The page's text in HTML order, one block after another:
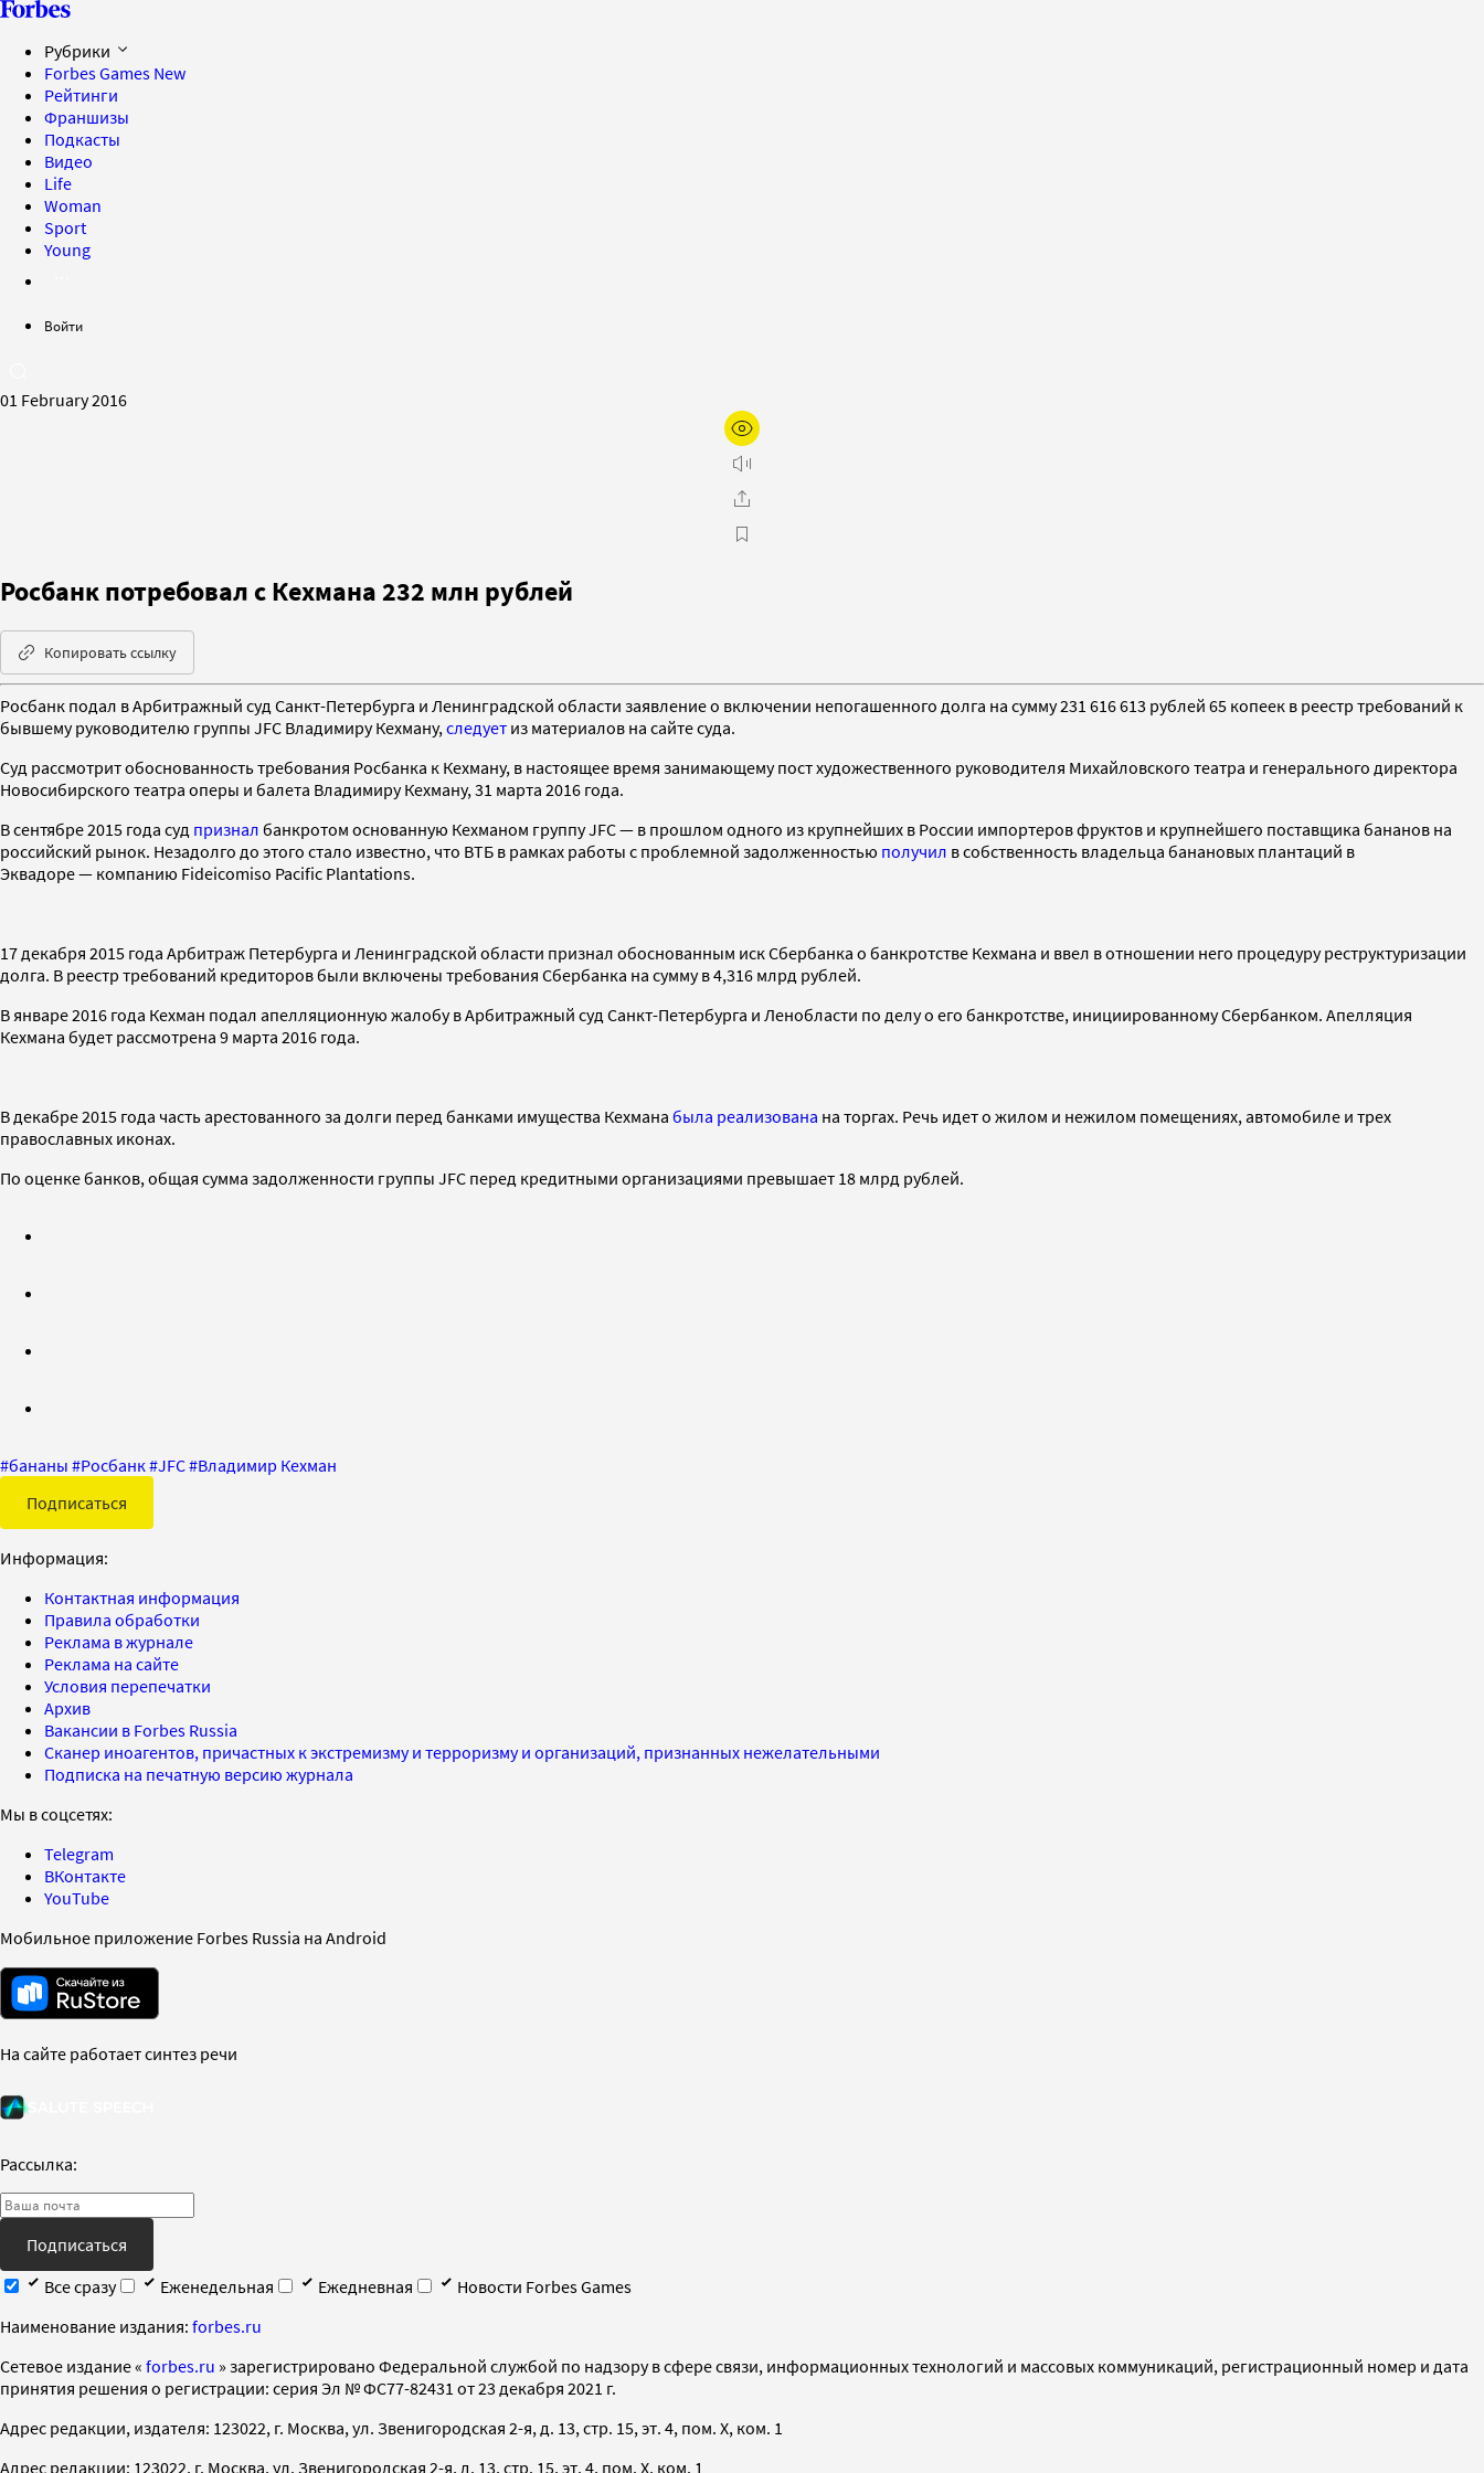
Рубрики
Forbes Games New
Рейтинги
Франшизы
Подкасты
Видео
Life
Woman
Sport
Young
Войти
01 February 2016
Росбанк потребовал с Кехмана 232 млн рублей
Копировать ссылку
Росбанк подал в Арбитражный суд Санкт-Петербурга и Ленинградской области заявление о включении непогашенного долга на сумму 231 616 613 рублей 65 копеек в реестр требований к
бывшему руководителю группы JFC Владимиру Кехману, следует из материалов на сайте суда.
Суд рассмотрит обоснованность требования Росбанка к Кехману, в настоящее время занимающему пост художественного руководителя Михайловского театра и генерального директора
Новосибирского театра оперы и балета Владимиру Кехману, 31 марта 2016 года.
В сентябре 2015 года суд признал банкротом основанную Кехманом группу JFC — в прошлом одного из крупнейших в России импортеров фруктов и крупнейшего поставщика бананов на
российский рынок. Незадолго до этого стало известно, что ВТБ в рамках работы с проблемной задолженностью получил в собственность владельца банановых плантаций в
Эквадоре — компанию Fideicomiso Pacific Plantations.
17 декабря 2015 года Арбитраж Петербурга и Ленинградской области признал обоснованным иск Сбербанка о банкротстве Кехмана и ввел в отношении него процедуру реструктуризации
долга. В реестр требований кредиторов были включены требования Сбербанка на сумму в 4,316 млрд рублей.
В январе 2016 года Кехман подал апелляционную жалобу в Арбитражный суд Санкт-Петербурга и Ленобласти по делу о его банкротстве, инициированному Сбербанком. Апелляция
Кехмана будет рассмотрена 9 марта 2016 года.
В декабре 2015 года часть арестованного за долги перед банками имущества Кехмана была реализована на торгах. Речь идет о жилом и нежилом помещениях, автомобиле и трех
православных иконах.
По оценке банков, общая сумма задолженности группы JFC перед кредитными организациями превышает 18 млрд рублей.
#бананы #Росбанк#JFC#Владимир Кехман
Подписаться
Информация:
Контактная информация
Правила обработки
Реклама в журнале
Реклама на сайте
Условия перепечатки
Архив
Вакансии в Forbes Russia
Сканер иноагентов, причастных к экстремизму и терроризму и организаций, признанных нежелательными
Подписка на печатную версию журнала
Мы в соцсетях:
Telegram
ВКонтакте
YouTube
Мобильное приложение Forbes Russia на Android
На сайте работает синтез речи
Рассылка:
Подписаться
Все сразу
Еженедельная Ежедневная
Новости Forbes Games
Наименование издания: forbes.ru
Cетевое издание « forbes.ru » зарегистрировано Федеральной службой по надзору в сфере связи, информационных технологий и массовых коммуникаций, регистрационный номер и дата
принятия решения о регистрации: серия Эл № ФС77-82431 от 23 декабря 2021 г.
Адрес редакции, издателя: 123022, г. Москва, ул. Звенигородская 2-я, д. 13, стр. 15, эт. 4, пом. X, ком. 1
Адрес редакции: 123022, г. Москва, ул. Звенигородская 2-я, д. 13, стр. 15, эт. 4, пом. X, ком. 1